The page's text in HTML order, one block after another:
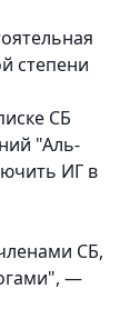
степени
СБ
"Аль-
ИГ в
СБ,
—